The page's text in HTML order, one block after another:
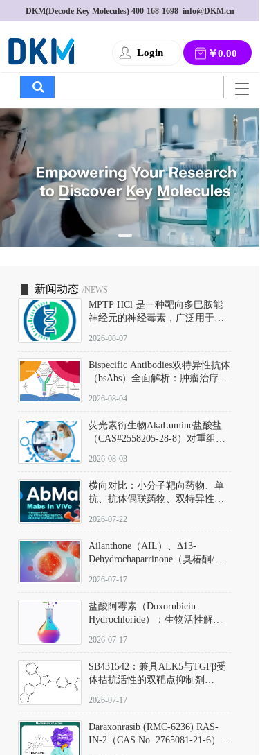
DKM(Decode Key Molecules) 400-168-1698
  info@DKM.cn
Login ￥0.00
T
g
l
e
n
a
v
i
g
a
新闻动态 /NEWS
MPTP HCl 是一种靶向多巴胺能
神经元的神经毒素，广泛用于构
以盐酸盐形式存在，可触发线粒
体介导的神经元凋亡。其经典应
用即为选择性损毁中脑黑质致密
部多巴胺能神经元，从而可靠模
拟帕金森病的核心病理与行为表
2026-08-07
Bispecific Antibodies双特异性抗体
（bsAbs）全面解析：肿瘤治疗的
2026-08-04
荧光素衍生物AkaLumine盐酸盐
（CAS#2558205-28-8）对重组萤
数（Km）为2.06 μM；其近红外
发光特性赋予优异的组织穿透能
力，大幅增强成像信噪比，从而
实现活体动物模型中极低给药剂
量下的高灵敏度、非侵入式生物
2026-08-03
横向对比：小分子靶向药物、单
抗、抗体偶联药物、双特异性抗
及应用瓶颈
2026-07-22
Ailanthone（AIL）、Δ13-
Dehydrochaparrinone（臭椿酮/臭
DKM货号 D806885
2026-07-17
盐酸阿霉素（Doxorubicin
Hydrochloride）：生物活性解
范
2026-07-17
SB431542：兼具ALK5与TGFβ受
体拮抗活性的双靶点抑制剂
D801067）
2026-07-17
Daraxonrasib (RMC-6236) RAS-
IN-2（CAS No. 2765081-21-6）：